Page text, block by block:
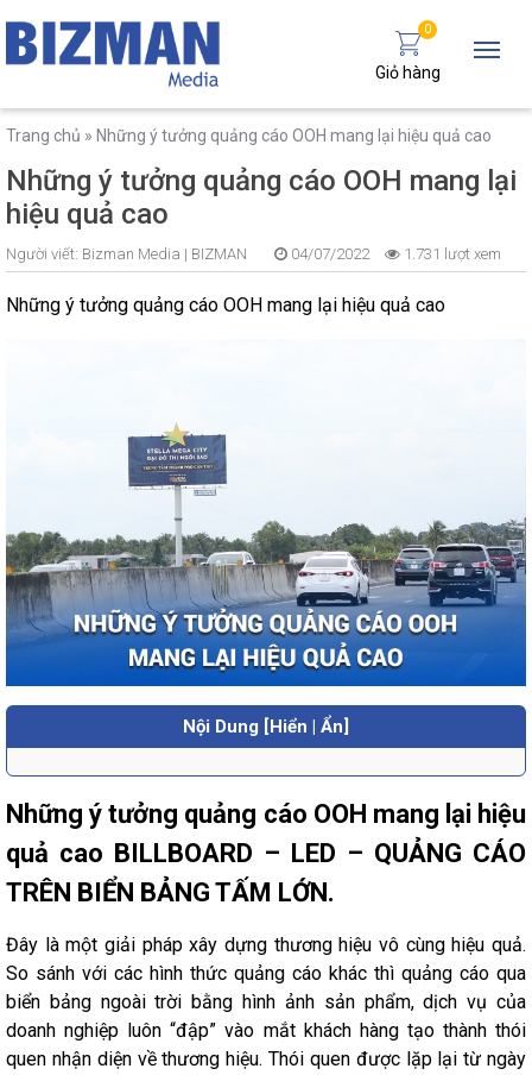
0
Giỏ hàng
Trang chủ » Những ý tưởng quảng cáo OOH mang lại hiệu quả cao
Những ý tưởng quảng cáo OOH mang lại
hiệu quả cao
Người viết: Bizman Media | BIZMAN 04/07/2022 1.731 lượt xem
Những ý tưởng quảng cáo OOH mang lại hiệu quả cao
Nội Dung [Hiển | Ẩn]
Những ý tưởng quảng cáo OOH mang lại hiệu
quả cao BILLBOARD – LED – QUẢNG CÁO
TRÊN BIỂN BẢNG TẤM LỚN.
Đây là một giải pháp xây dựng thương hiệu vô cùng hiệu quả.
So sánh với các hình thức quảng cáo khác thì quảng cáo qua
biển bảng ngoài trời bằng hình ảnh sản phẩm, dịch vụ của
doanh nghiệp luôn “đập” vào mắt khách hàng tạo thành thói
quen nhận diện về thương hiệu. Thói quen được lặp lại từ ngày